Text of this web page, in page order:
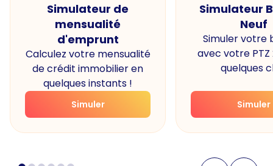
Simulateur de
mensualité
d'emprunt
Calculez votre mensualité
de crédit immobilier en
quelques instants !
Simuler
Simulateur
Neuf
Simuler votre
avec votre PTZ
quelques
Simuler